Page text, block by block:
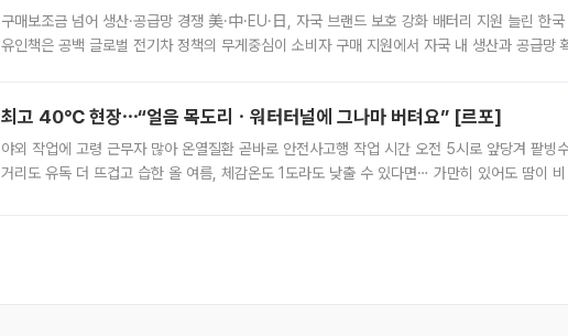
구매보조금 넘어 생산·공급망 경쟁 美·中·EU·日, 자국 브랜드 보호 강화 배터리 지원 늘린 한
유인책은 공백 글로벌 전기차 정책의 무게중심이 소비자 구매 지원에서 자국 내 생산과 공급망
최고 40℃ 현장⋯“얼음 목도리ㆍ워터터널에 그나마 버텨요” [르포]
야외 작업에 고령 근무자 많아 온열질환 곧바로 안전사고행 작업 시간 오전 5시로 앞당겨 팥빙
거리도 유독 더 뜨겁고 습한 올 여름, 체감온도 1도라도 낮출 수 있다면⋯ 가만히 있어도 땀이